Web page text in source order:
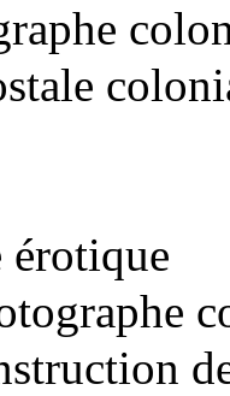
érotique